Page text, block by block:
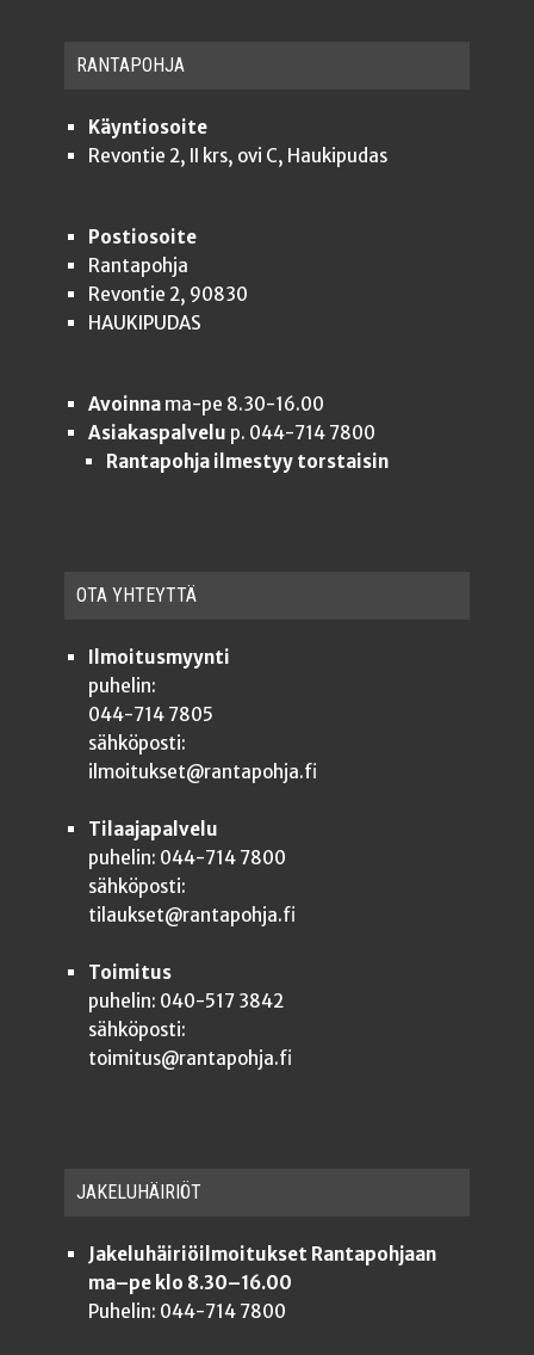
RAN­TA­POH­JA
Käyntiosoite
Revontie 2, II krs, ovi C, Haukipudas
Postiosoite
Rantapohja
Revontie 2, 90830
HAUKIPUDAS
Avoinnama-pe 8.30-16.00
Asiakaspalvelu p. 044-714 7800
Rantapohja ilmestyy torstaisin
OTA YHTEYT­TÄ
Ilmoitusmyynti
puhelin:
044-714 7805
sähköposti:
ilmoitukset@rantapohja.fi
Tilaajapalvelu
puhelin: 044-714 7800
sähköposti:
tilaukset@rantapohja.fi
Toimitus
puhelin: 040-517 3842
sähköposti:
toimitus@rantapohja.fi
JAKE­LU­HÄI­RIÖT
Jakeluhäiriöilmoitukset Rantapohjaan
ma–pe klo 8.30–16.00
Puhelin: 044-714 7800